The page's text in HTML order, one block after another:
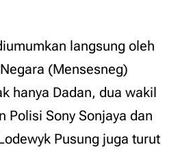
langsung oleh
(Mensesneg)
hanya Dadan, dua wakil
Polisi Sony Sonjaya dan
Pusung juga turut